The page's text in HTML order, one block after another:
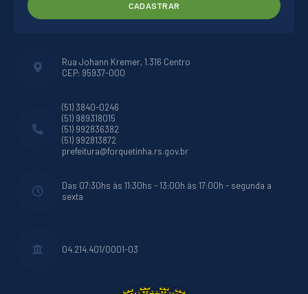
Rua Johann Kremer, 1.316 Centro
CEP: 95937-000
(51) 3840-0246
(51) 989318015
(51) 992836382
(51) 992813872
prefeitura@forquetinha.rs.gov.br
Das 07:30hs às 11:30hs - 13:00h às 17:00h - segunda a
sexta
04.214.401/0001-03
CADASTRAR